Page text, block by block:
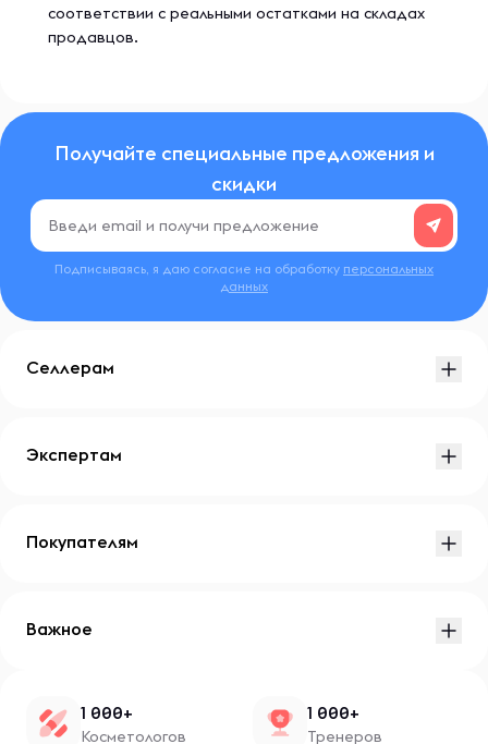
соответствии с реальными остатками на складах
продавцов.
Получайте специальные предложения и
скидки
Подписываясь, я даю согласие на обработку персональных
данных
Селлерам
Экспертам
Покупателям
Важное
1 000+
Косметологов
1 000+
Тренеров